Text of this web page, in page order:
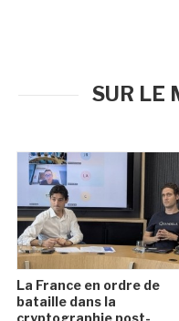
SUR LE
La France en ordre de
bataille dans la
cryptographie post-